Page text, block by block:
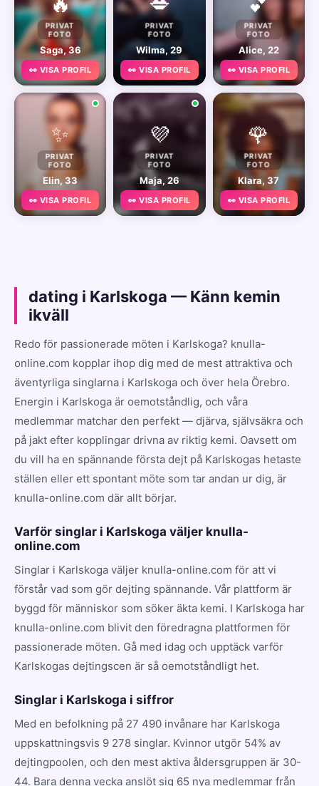
PRIVAT
FOTO
Saga, 36
👀 VISA PROFIL
PRIVAT
FOTO
Wilma, 29
👀 VISA PROFIL
PRIVAT
FOTO
Alice, 22
👀 VISA PROFIL
✨
PRIVAT
FOTO
Elin, 33
👀 VISA PROFIL
💜
PRIVAT
FOTO
Maja, 26
👀 VISA PROFIL
🌹
PRIVAT
FOTO
Klara, 37
👀 VISA PROFIL
dating i Karlskoga — Känn kemin
ikväll
Redo för passionerade möten i Karlskoga? knulla-
online.com kopplar ihop dig med de mest attraktiva och
äventyrliga singlarna i Karlskoga och över hela Örebro.
Energin i Karlskoga är oemotståndlig, och våra
medlemmar matchar den perfekt — djärva, självsäkra och
på jakt efter kopplingar drivna av riktig kemi. Oavsett om
du vill ha en spännande första dejt på Karlskogas hetaste
ställen eller ett spontant möte som tar andan ur dig, är
knulla-online.com där allt börjar.
Varför singlar i Karlskoga väljer knulla-
online.com
Singlar i Karlskoga väljer knulla-online.com för att vi
förstår vad som gör dejting spännande. Vår plattform är
byggd för människor som söker äkta kemi. I Karlskoga har
knulla-online.com blivit den föredragna plattformen för
passionerade möten. Gå med idag och upptäck varför
Karlskogas dejtingscen är så oemotståndligt het.
Singlar i Karlskoga i siffror
Med en befolkning på 27 490 invånare har Karlskoga
uppskattningsvis 9 278 singlar. Kvinnor utgör 54% av
dejtingpoolen, och den mest aktiva åldersgruppen är 30-
44. Bara denna vecka anslöt sig 65 nya medlemmar från